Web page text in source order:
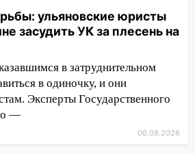
на улице
идет
жара: какая будет
ульяновские юристы
засудить УК за плесень на
в затруднительном
в одиночку, и они
Эксперты Государственного
—
06.08.2026